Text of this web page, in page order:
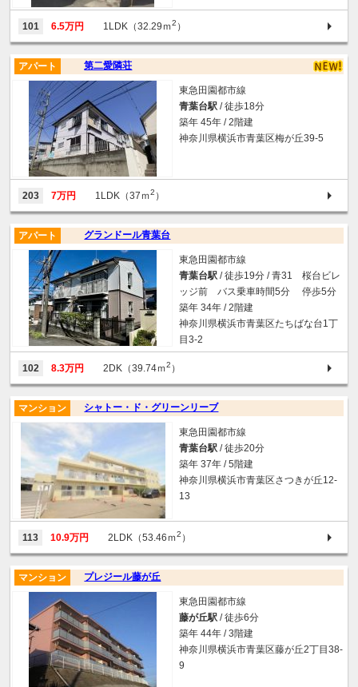
101 6.5万円 1LDK（32.29ｍ2 ）
第二愛隣荘
アパート
東急田園都市線
青葉台駅 / 徒歩18分
築年 45年 / 2階建
神奈川県横浜市青葉区梅が丘39-5
203 7万円 1LDK（37ｍ2 ）
グランドール青葉台
アパート
東急田園都市線
青葉台駅 / 徒歩19分 / 青31 桜台ビレ
ッジ前 バス乗車時間5分 停歩5分
築年 34年 / 2階建
神奈川県横浜市青葉区たちばな台1丁
目3-2
102 8.3万円 2DK（39.74ｍ2 ）
シャトー・ド・グリーンリーブ
マンション
東急田園都市線
青葉台駅 / 徒歩20分
築年 37年 / 5階建
神奈川県横浜市青葉区さつきが丘12-
13
113 10.9万円 2LDK（53.46ｍ2 ）
プレジール藤が丘
マンション
東急田園都市線
藤が丘駅 / 徒歩6分
築年 44年 / 3階建
神奈川県横浜市青葉区藤が丘2丁目38-
9